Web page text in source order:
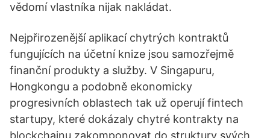
vědomí vlastníka nijak nakládat.
Nejpřirozenější aplikací chytrých kontraktů
fungujících na účetní knize jsou samozřejmě
finanční produkty a služby. V Singapuru,
Hongkongu a podobně ekonomicky
progresivních oblastech tak už operují fintech
startupy, které dokázaly chytré kontrakty na
blockchainu zakomponovat do struktury svých